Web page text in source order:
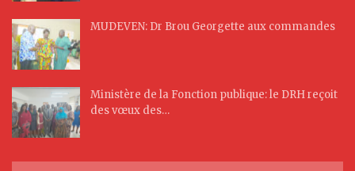
MUDEVEN: Dr Brou Georgette aux commandes
Ministère de la Fonction publique: le DRH reçoit
des vœux des…